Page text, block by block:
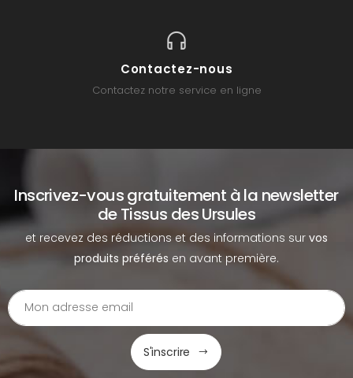
Contactez-nous
Contactez notre service en ligne
Inscrivez-vous gratuitement à la newsletter
de Tissus des Ursules
et recevez des réductions et des informations sur vos
produits préférés en avant première.
S'inscrire